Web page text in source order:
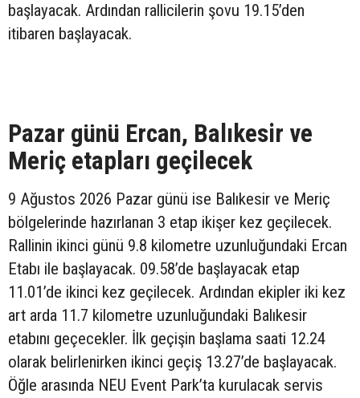
başlayacak. Ardından rallicilerin şovu 19.15’den
itibaren başlayacak.
Pazar günü Ercan, Balıkesir ve
Meriç etapları geçilecek
9 Ağustos 2026 Pazar günü ise Balıkesir ve Meriç
bölgelerinde hazırlanan 3 etap ikişer kez geçilecek.
Rallinin ikinci günü 9.8 kilometre uzunluğundaki Ercan
Etabı ile başlayacak. 09.58’de başlayacak etap
11.01’de ikinci kez geçilecek. Ardından ekipler iki kez
art arda 11.7 kilometre uzunluğundaki Balıkesir
etabını geçecekler. İlk geçişin başlama saati 12.24
olarak belirlenirken ikinci geçiş 13.27’de başlayacak.
Öğle arasında NEU Event Park’ta kurulacak servis